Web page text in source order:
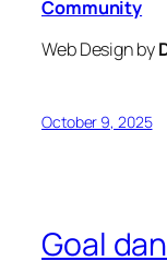
Community
Web Design by
October 9, 2025
Goal